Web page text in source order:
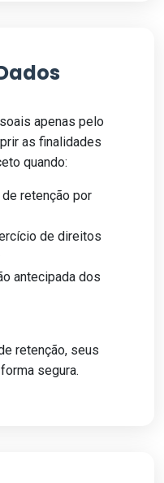
apenas pelo
as finalidades
quando:
retenção por
de direitos
antecipada dos
retenção, seus
segura.